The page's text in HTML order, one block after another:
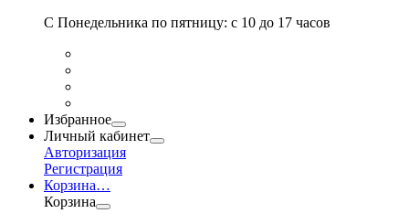
С Понедельника по пятницу: с 10 до 17 часов
Избранное
Личный кабинет
Авторизация
Регистрация
Корзина…
Корзина